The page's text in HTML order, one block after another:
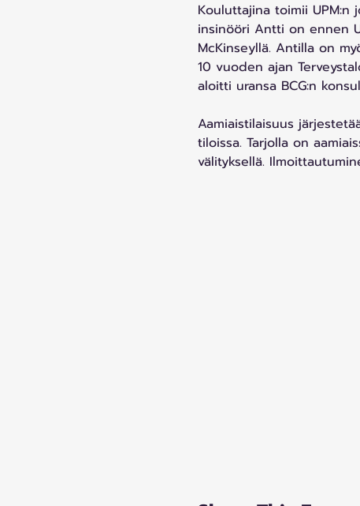
Kouluttajina toimii UPM:n
insinööri Antti on ennen
McKinseyllä. Antilla on
10 vuoden ajan
aloitti uransa BCG:n
Aamiaistilaisuus
tiloissa. Tarjolla on
välityksellä.